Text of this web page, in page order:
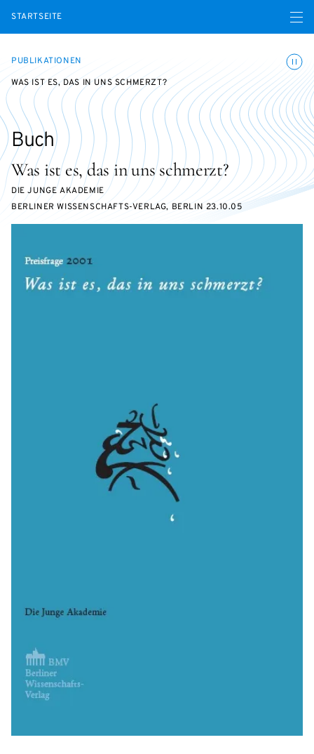
STARTSEITE Menü
PUBLIKATIONEN
WAS IST ES, DAS IN UNS SCHMERZT?
Was ist es, das in uns schmerzt?
Buch
DIE JUNGE AKADEMIE
BERLINER WISSENSCHAFTS-VERLAG, BERLIN 23.10.05